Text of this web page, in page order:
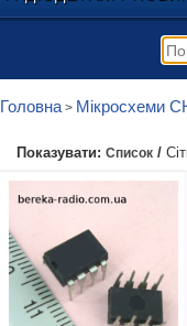
Головна> Мікросхеми
Показувати: Список /